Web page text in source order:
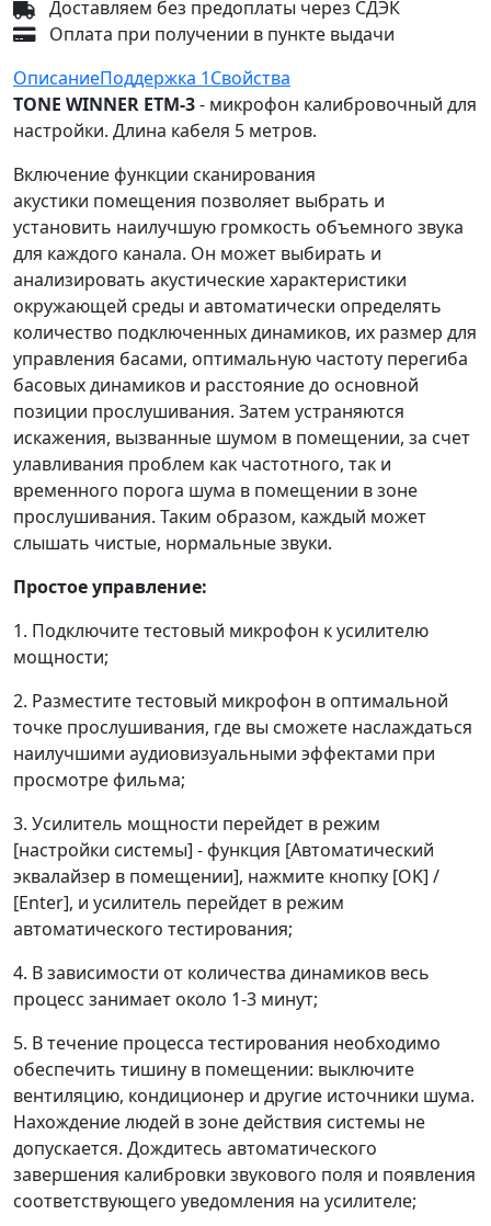
Доставляем без предоплаты через СДЭК
Оплата при получении в пункте выдачи
ОписаниеПоддержка 1Свойства
TONE WINNER ETM-3- микрофон калибровочный для
настройки. Длина кабеля 5 метров.
Включение функции сканирования
акустики помещения позволяет выбрать и
установить наилучшую громкость объемного звука
для каждого канала. Он может выбирать и
анализировать акустические характеристики
окружающей среды и автоматически определять
количество подключенных динамиков, их размер для
управления басами, оптимальную частоту перегиба
басовых динамиков и расстояние до основной
позиции прослушивания. Затем устраняются
искажения, вызванные шумом в помещении, за счет
улавливания проблем как частотного, так и
временного порога шума в помещении в зоне
прослушивания. Таким образом, каждый может
слышать чистые, нормальные звуки.
Простое управление:
1. Подключите тестовый микрофон к усилителю
мощности;
2. Разместите тестовый микрофон в оптимальной
точке прослушивания, где вы сможете наслаждаться
наилучшими аудиовизуальными эффектами при
просмотре фильма;
3. Усилитель мощности перейдет в режим
[настройки системы] - функция [Автоматический
эквалайзер в помещении], нажмите кнопку [OK] /
[Enter], и усилитель перейдет в режим
автоматического тестирования;
4. В зависимости от количества динамиков весь
процесс занимает около 1-3 минут;
5. В течение процесса тестирования необходимо
обеспечить тишину в помещении: выключите
вентиляцию, кондиционер и другие источники шума.
Нахождение людей в зоне действия системы не
допускается. Дождитесь автоматического
завершения калибровки звукового поля и появления
соответствующего уведомления на усилителе;